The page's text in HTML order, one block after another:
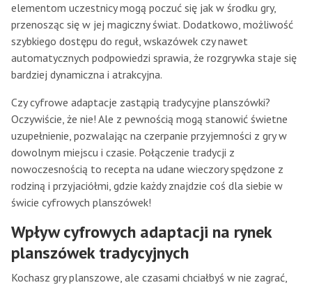
elementom uczestnicy mogą poczuć się jak w środku gry,
przenosząc się w jej magiczny świat. Dodatkowo, możliwość
szybkiego dostępu do reguł, wskazówek czy nawet
automatycznych podpowiedzi sprawia, że rozgrywka staje się
bardziej dynamiczna i atrakcyjna.
Czy cyfrowe adaptacje zastąpią tradycyjne planszówki?
Oczywiście, że nie! Ale z pewnością mogą stanowić świetne
uzupełnienie, pozwalając na czerpanie przyjemności z gry w
dowolnym miejscu i czasie. Połączenie tradycji z
nowoczesnością to recepta na udane wieczory spędzone z
rodziną i przyjaciółmi, gdzie każdy znajdzie coś dla siebie w
świcie cyfrowych planszówek!
Wpływ cyfrowych adaptacji na rynek
planszówek tradycyjnych
Kochasz gry planszowe, ale czasami chciałbyś w nie zagrać,